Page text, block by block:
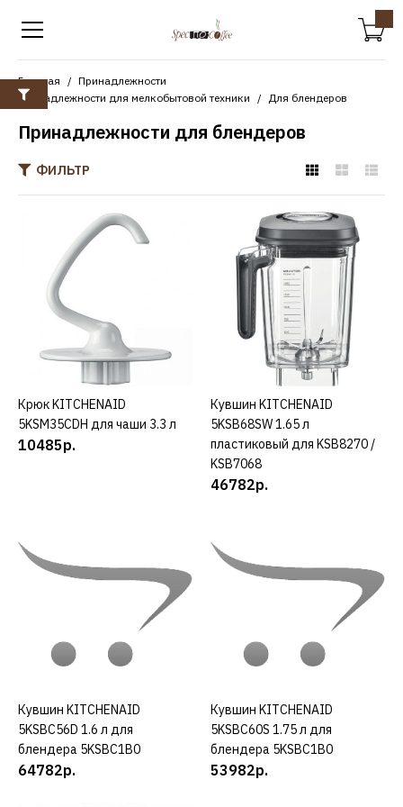
Главная
Принадлежности
Принадлежности для мелкобытовой техники
Для блендеров
Принадлежности для блендеров
ФИЛЬТР
Крюк KITCHENAID
5KSM35CDH для чаши 3.3
10485р.
КУПИТЬ
ДОБАВИТЬ К СРАВНЕНИЮ
ДОБАВИТЬ В ПОЖЕЛАНИЯ
KITCHENAID
5KSB68SW 1.65 л
пластиковый для
KSB8270 / KSB7068
46782р.
ДОБАВИТЬ В ПОЖЕЛАНИЯ
КУПИТЬ
Крюк KITCHENAID
5KSM35CDH для чаши 3.3 л
10485р.
КУПИТЬ
Кувшин KITCHENAID
5KSB68SW 1.65 л
пластиковый для KSB8270 /
KSB7068
46782р.
КУПИТЬ
Кувшин KITCHENAID
5KSBC56D 1.6 л для
блендера 5KSBC1B0
64782р.
КУПИТЬ
Кувшин KITCHENAID
5KSBC60S 1.75 л для
блендера 5KSBC1B0
53982р.